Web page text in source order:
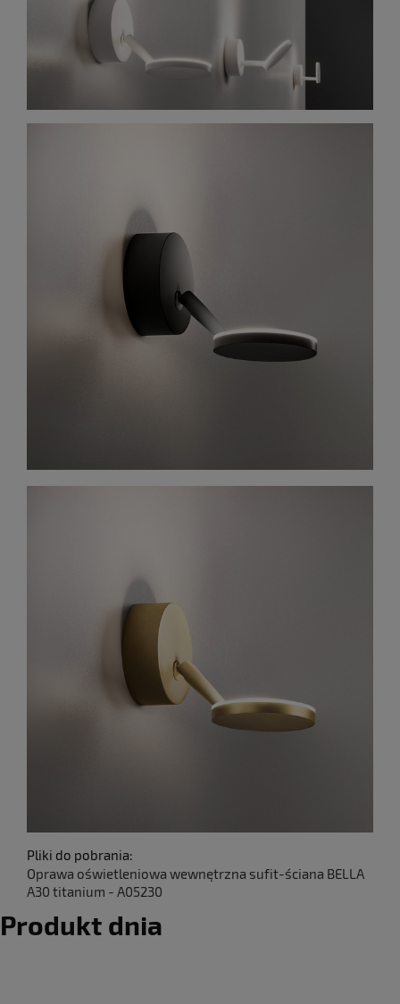
Pliki do pobrania:
Oprawa oświetleniowa wewnętrzna sufit-ściana BELLA
A30 titanium - A05230
Produkt dnia